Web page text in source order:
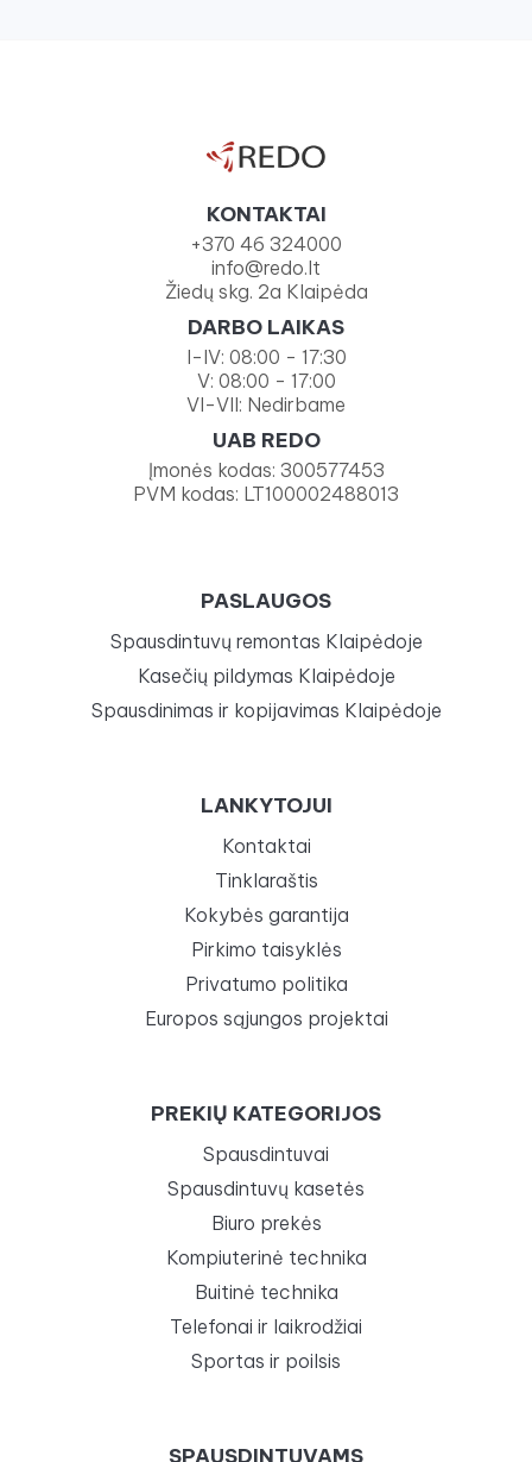
KONTAKTAI
+370 46 324000
info@redo.lt
Žiedų skg. 2a Klaipėda
DARBO LAIKAS
I-IV: 08:00 - 17:30
V: 08:00 - 17:00
VI-VII: Nedirbame
UAB REDO
Įmonės kodas: 300577453
PVM kodas: LT100002488013
PASLAUGOS
Spausdintuvų remontas Klaipėdoje
Kasečių pildymas Klaipėdoje
Spausdinimas ir kopijavimas Klaipėdoje
LANKYTOJUI
Kontaktai
Tinklaraštis
Kokybės garantija
Pirkimo taisyklės
Privatumo politika
Europos sąjungos projektai
PREKIŲ KATEGORIJOS
Spausdintuvai
Spausdintuvų kasetės
Biuro prekės
Kompiuterinė technika
Buitinė technika
Telefonai ir laikrodžiai
Sportas ir poilsis
SPAUSDINTUVAMS